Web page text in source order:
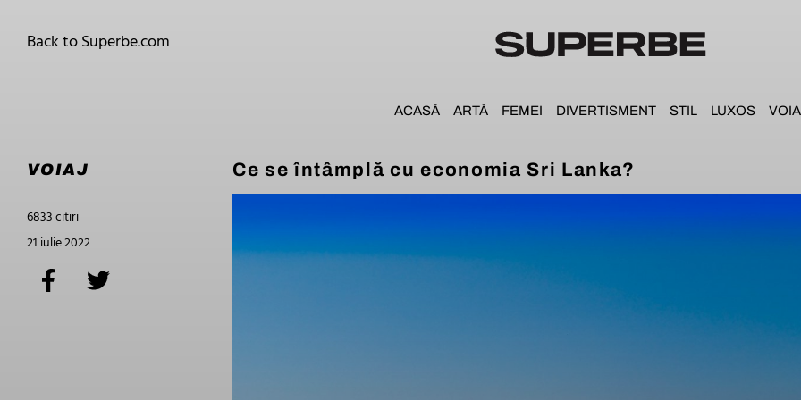
Back to Superbe.com
ACASĂ ARTĂ FEMEI DIVERTISMENT STIL LUXOS
Ce se întâmplă cu economia Sri Lanka?
VOIAJ
6833 citiri
21 iulie 2022